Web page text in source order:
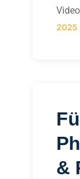
2025
&